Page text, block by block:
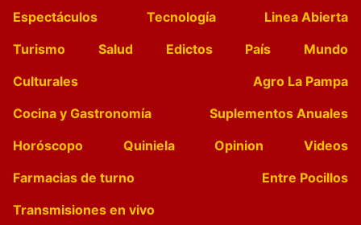
Espectáculos
Tecnología
Linea Abierta
Turismo
Salud Edictos País
Mundo
Culturales
Agro La Pampa
Cocina y Gastronomía
Suplementos Anuales
Horóscopo
Quiniela Opinion
Videos
Farmacias de turno
Entre Pocillos
Transmisiones en vivo